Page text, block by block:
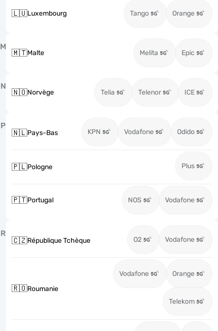
🇱🇺Luxembourg Tango Orange
M
🇲🇹Malte Melita Epic
N
🇳🇴Norvège Telia Telenor ICE
P
🇳🇱Pays-Bas KPN Vodafone Odido
🇵🇱Pologne Plus
🇵🇹Portugal NOS Vodafone
R
🇨🇿République Tchèque O2 Vodafone
🇷🇴Roumanie
Vodafone Orange
Telekom